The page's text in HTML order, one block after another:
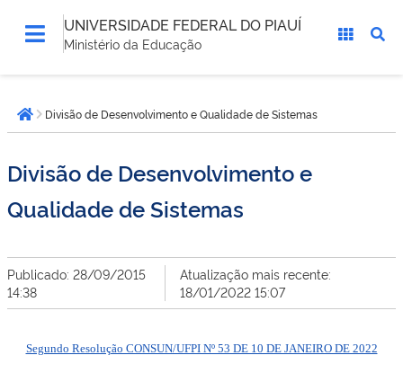
UNIVERSIDADE FEDERAL DO PIAUÍ
Ministério da Educação
está
aqui:Página inicial
Divisão de Desenvolvimento e Qualidade de Sistemas
Divisão de Desenvolvimento e
Qualidade de Sistemas
Publicado: 28/09/2015
14:38
Atualização mais recente:
18/01/2022 15:07
Segundo Resolução CONSUN/UFPI Nº 53 DE 10 DE JANEIRO DE 2022